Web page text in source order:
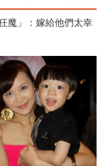
魔」：嫁給他們太幸